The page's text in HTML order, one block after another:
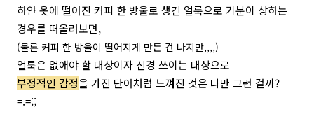
하얀 옷에 떨어진 커피 한 방울로 생긴 얼룩으로 기분이 상하는
경우를 떠올려보면,
(물론 커피 한 방울이 떨어지게 만든 건 나지만,,,,)
얼룩은 없애야 할 대상이자 신경 쓰이는 대상으로
부정적인 감정을 가진 단어처럼 느껴진 것은 나만 그런 걸까?
=.=;;